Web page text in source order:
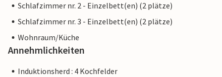
Schlafzimmer nr. 2 - Einzelbett(en) (2 plätze)
Schlafzimmer nr. 3 - Einzelbett(en) (2 plätze)
Wohnraum/Küche
Annehmlichkeiten
Induktionsherd : 4 Kochfelder